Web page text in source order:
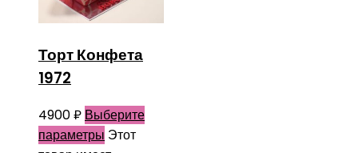
Торт Конфета
1972
4900₽ Выберите
параметры Этот